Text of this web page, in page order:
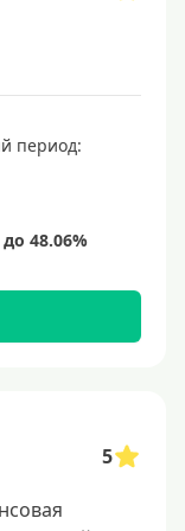
период:
5